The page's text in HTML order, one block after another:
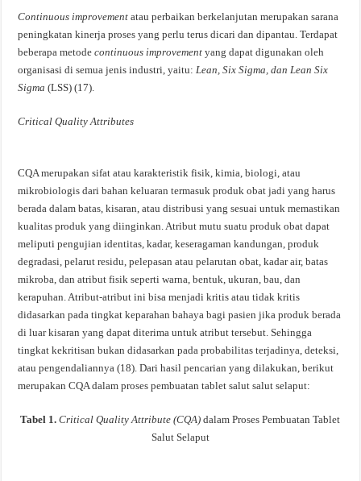
Continuous improvement atau perbaikan berkelanjutan merupakan sarana
peningkatan kinerja proses yang perlu terus dicari dan dipantau. Terdapat
beberapa metodecontinuous improvementyang dapat digunakan oleh
organisasi di semua jenis industri, yaitu: Lean, Six Sigma, dan Lean Six
Sigma (LSS) (17).
CriticalQuality Attributes
CQA merupakan sifat atau karakteristik fisik, kimia, biologi, atau
mikrobiologis dari bahan keluaran termasuk produk obat jadi yang harus
berada dalam batas, kisaran, atau distribusi yang sesuai untuk memastikan
kualitas produk yang diinginkan. Atribut mutu suatu produk obat dapat
meliputi pengujian identitas, kadar, keseragaman kandungan, produk
degradasi, pelarut residu, pelepasan atau pelarutan obat, kadar air, batas
mikroba, dan atribut fisik seperti warna, bentuk, ukuran, bau, dan
kerapuhan. Atribut-atribut ini bisa menjadi kritis atau tidak kritis
didasarkan pada tingkat keparahan bahaya bagi pasien jika produk berada
di luar kisaran yang dapat diterima untuk atribut tersebut. Sehingga
tingkat kekritisan bukan didasarkan pada probabilitas terjadinya, deteksi,
atau pengendaliannya (18). Dari hasil pencarian yang dilakukan, berikut
merupakan CQA dalam proses pembuatan tablet salut salut selaput:
Tabel 1.Critical Quality Attribute (CQA)dalam Proses Pembuatan Tablet
Salut Selaput